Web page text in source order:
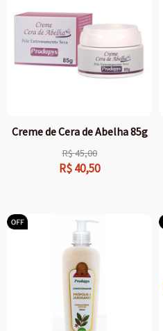
Creme de Cera de Abelha 85g
R$45,00
R$40,50